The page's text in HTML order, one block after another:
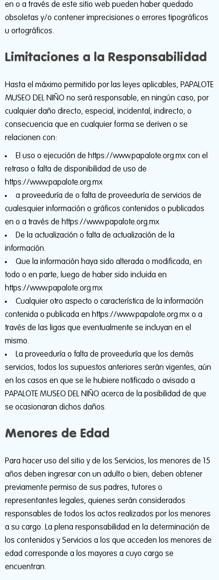
en o a través de este sitio web pueden haber quedado
obsoletas y/o contener imprecisiones o errores tipográficos
u ortográficos.
Limitaciones a la Responsabilidad
Hasta el máximo permitido por las leyes aplicables, PAPALOTE
MUSEO DEL NIÑO no será responsable, en ningún caso, por
cualquier daño directo, especial, incidental, indirecto, o
consecuencia que en cualquier forma se deriven o se
relacionen con:
El uso o ejecución de https://www.papalote.org.mx con el
retraso o falta de disponibilidad de uso de
https://www.papalote.org.mx
a proveeduría de o falta de proveeduría de servicios de
cualesquier información o gráficos contenidos o publicados
en o a través de https://www.papalote.org.mx
De la actualización o falta de actualización de la
información.
Que la información haya sido alterada o modificada, en
todo o en parte, luego de haber sido incluida en
https://www.papalote.org.mx
Cualquier otro aspecto o característica de la información
contenida o publicada en https://www.papalote.org.mx o a
través de las ligas que eventualmente se incluyan en el
mismo.
La proveeduría o falta de proveeduría que los demás
servicios, todos los supuestos anteriores serán vigentes, aún
en los casos en que se le hubiere notificado o avisado a
PAPALOTE MUSEO DEL NIÑO acerca de la posibilidad de que
se ocasionaran dichos daños.
Menores de Edad
Para hacer uso del sitio y de los Servicios, los menores de 15
años deben ingresar con un adulto o bien, deben obtener
previamente permiso de sus padres, tutores o
representantes legales, quienes serán considerados
responsables de todos los actos realizados por los menores
a su cargo. La plena responsabilidad en la determinación de
los contenidos y Servicios a los que acceden los menores de
edad corresponde a los mayores a cuyo cargo se
encuentran.